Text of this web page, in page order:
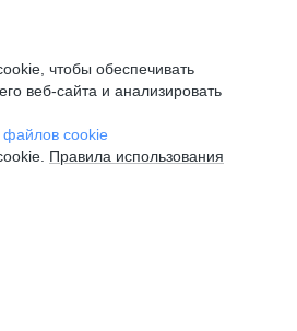
чтобы обеспечивать
веб-сайта и анализировать
файлов cookie
Правила использования